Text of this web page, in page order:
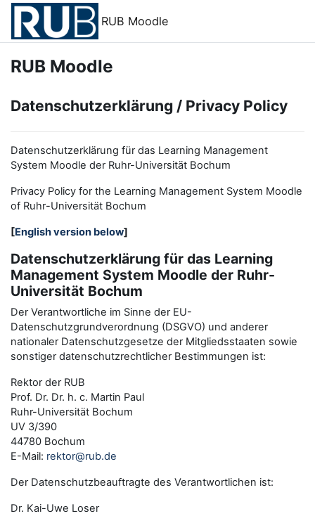
Zum Hauptinhalt
RUB Moodle
RUB Moodle
Datenschutzerklärung / Privacy Policy
Datenschutzerklärung für das Learning Management
System Moodle der Ruhr-Universität Bochum
Privacy Policy for the Learning Management System Moodle
of Ruhr-Universität Bochum
[English version below]
Datenschutzerklärung für das Learning
Management System Moodle der Ruhr-
Universität Bochum
Der Verantwortliche im Sinne der EU-
Datenschutzgrundverordnung (DSGVO) und anderer
nationaler Datenschutzgesetze der Mitgliedsstaaten sowie
sonstiger datenschutzrechtlicher Bestimmungen ist:
Rektor der RUB
Prof. Dr. Dr. h. c. Martin Paul
Ruhr-Universität Bochum
UV 3/390
44780 Bochum
E-Mail: rektor@rub.de
Der Datenschutzbeauftragte des Verantwortlichen ist:
Dr. Kai-Uwe Loser